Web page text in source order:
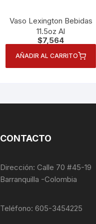
Vaso Lexington Bebidas
11.5oz Al
$7,564
AÑADIR AL CARRITO
CONTACTO
Dirección: Calle 70 #45-19
Barranquilla -Colombia
Teléfono: 605-3454225